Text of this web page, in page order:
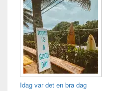
Idag var det en bra dag